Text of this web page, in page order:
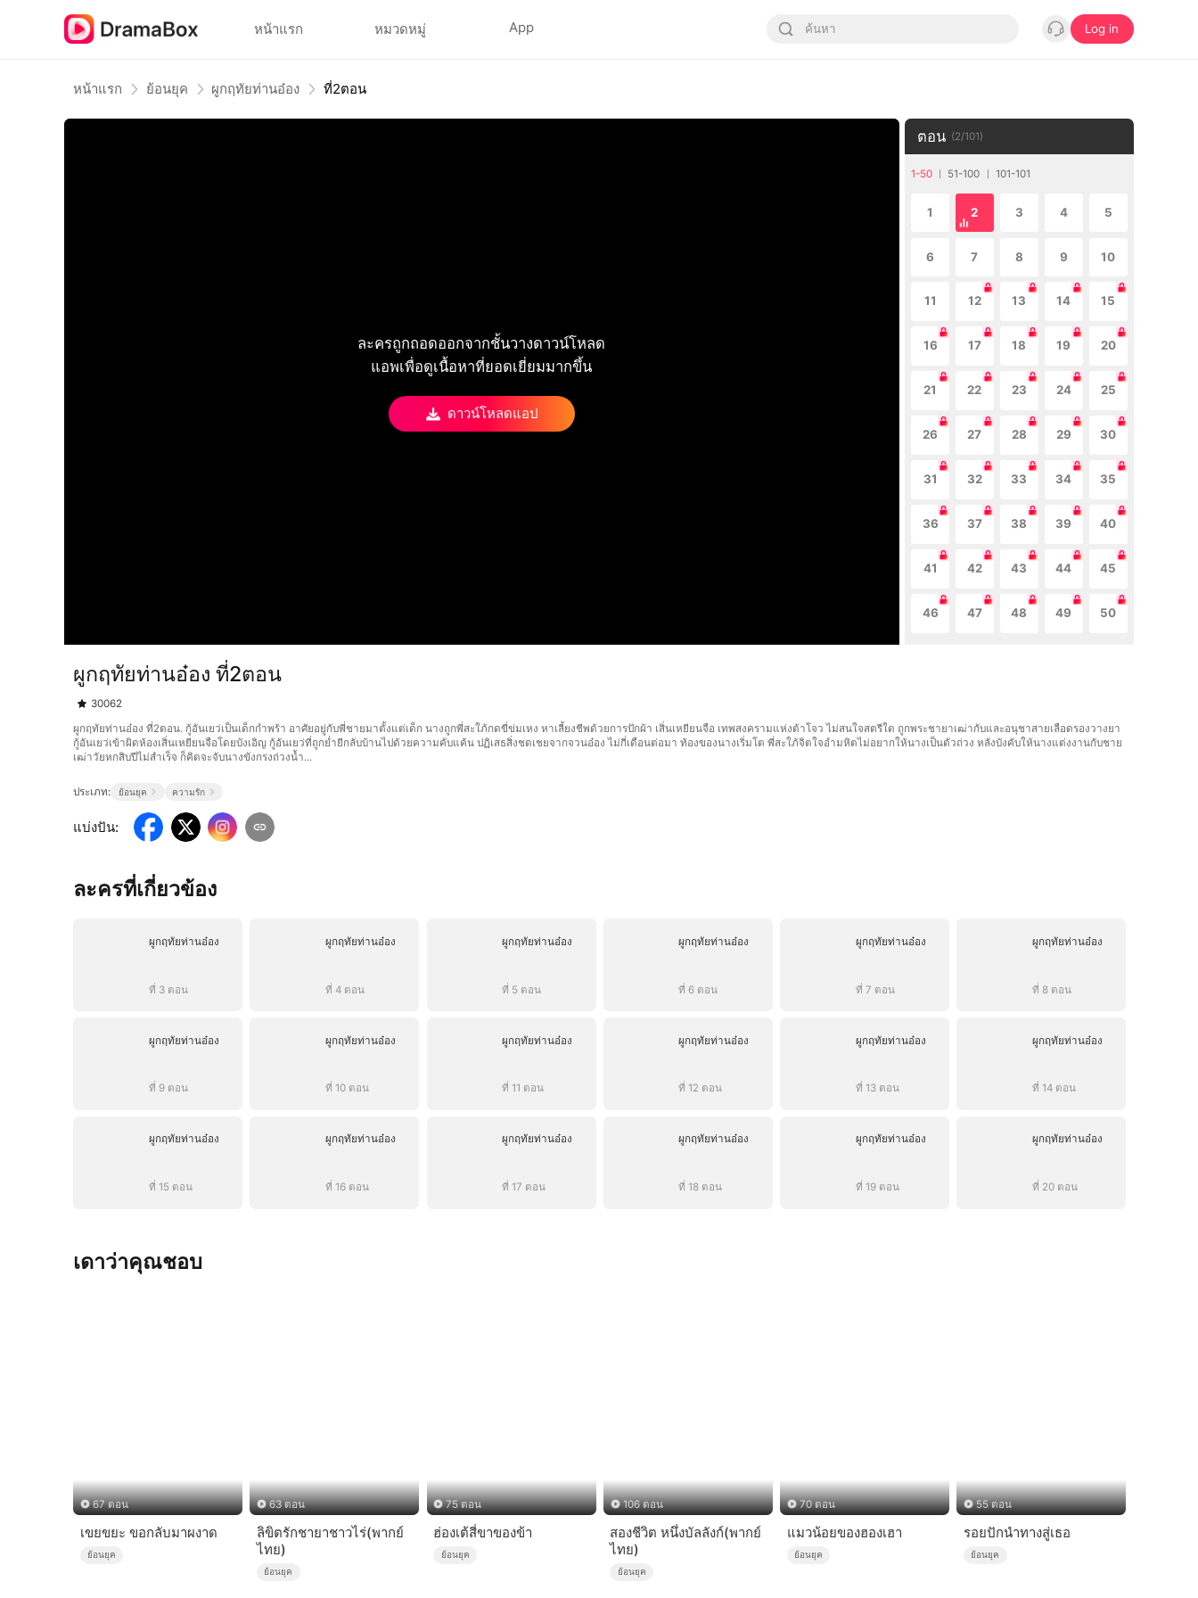
หน้าแรก หมวดหมู่ App Log in
หน้าแรก ย้อนยุค ผูกฤทัยท่านอ๋อง ที่2ตอน
ละครถูกถอดออกจากชั้นวางดาวน์โหลด
แอพเพื่อดูเนื้อหาที่ยอดเยี่ยมมากขึ้น
ดาวน์โหลดแอป
ตอน (2/101)
1-50 51-100 101-101
1 2 3 4 5
6 7 8 9 10
11 12 13 14 15
16 17 18 19 20
21 22 23 24 25
26 27 28 29 30
31 32 33 34 35
36 37 38 39 40
41 42 43 44 45
46 47 48 49 50
ผูกฤทัยท่านอ๋อง ที่2ตอน
30062
ผูกฤทัยท่านอ๋อง ที่2ตอน. กู้อันเยว่เป็นเด็กกำพร้า อาศัยอยู่กับพี่ชายมาตั้งแต่เด็ก นางถูกพี่สะใภ้กดขี่ข่มเหง หาเลี้ยงชีพด้วยการปักผ้า เสิ่นเหยียนจือ เทพสงครามแห่งต้าโจว ไม่สนใจสตรีใด ถูกพระชายาเฒ่ากับและอนุชาสายเลือดรองวางยา
กู้อันเยว่เข้าผิดห้องเสิ่นเหยียนจือโดยบังเอิญ กู้อันเยว่ที่ถูกย่ำยีกลับบ้านไปด้วยความคับแค้น ปฏิเสธสิ่งชดเชยจากจวนอ๋อง ไม่กี่เดือนต่อมา ท้องของนางเริ่มโต พี่สะใภ้จิตใจอำมหิตไม่อยากให้นางเป็นตัวถ่วง หลังบังคับให้นางแต่งงานกับชาย
เฒ่าวัยหกสิบปีไม่สำเร็จ ก็คิดจะจับนางขังกรงถ่วงน้ำ...
ประเภท: ย้อนยุค ความรัก
แบ่งปัน:
ละครที่เกี่ยวข้อง
ผูกฤทัยท่านอ๋อง
ที่ 3 ตอน
ผูกฤทัยท่านอ๋อง
ที่ 4 ตอน
ผูกฤทัยท่านอ๋อง
ที่ 5 ตอน
ผูกฤทัยท่านอ๋อง
ที่ 6 ตอน
ผูกฤทัยท่านอ๋อง
ที่ 7 ตอน
ผูกฤทัยท่านอ๋อง
ที่ 8 ตอน
ผูกฤทัยท่านอ๋อง
ที่ 9 ตอน
ผูกฤทัยท่านอ๋อง
ที่ 10 ตอน
ผูกฤทัยท่านอ๋อง
ที่ 11 ตอน
ผูกฤทัยท่านอ๋อง
ที่ 12 ตอน
ผูกฤทัยท่านอ๋อง
ที่ 13 ตอน
ผูกฤทัยท่านอ๋อง
ที่ 14 ตอน
ผูกฤทัยท่านอ๋อง
ที่ 15 ตอน
ผูกฤทัยท่านอ๋อง
ที่ 16 ตอน
ผูกฤทัยท่านอ๋อง
ที่ 17 ตอน
ผูกฤทัยท่านอ๋อง
ที่ 18 ตอน
ผูกฤทัยท่านอ๋อง
ที่ 19 ตอน
ผูกฤทัยท่านอ๋อง
ที่ 20 ตอน
เดาว่าคุณชอบ
67 ตอน
เขยขยะ ขอกลับมาผงาด
ย้อนยุค
63 ตอน
ลิขิตรักชายาชาวไร่(พากย์
ไทย)
ย้อนยุค
75 ตอน
ฮ่องเต้สี่ขาของข้า
ย้อนยุค
106 ตอน
สองชีวิต หนึ่งบัลลังก์(พากย์
ไทย)
ย้อนยุค
70 ตอน
แมวน้อยของฮองเฮา
ย้อนยุค
55 ตอน
รอยปักนำทางสู่เธอ
ย้อนยุค